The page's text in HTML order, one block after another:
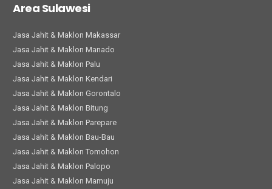
Area Sulawesi
Jasa Jahit & Maklon Makassar
Jasa Jahit & Maklon Manado
Jasa Jahit & Maklon Palu
Jasa Jahit & Maklon Kendari
Jasa Jahit & Maklon Gorontalo
Jasa Jahit & Maklon Bitung
Jasa Jahit & Maklon Parepare
Jasa Jahit & Maklon Bau-Bau
Jasa Jahit & Maklon Tomohon
Jasa Jahit & Maklon Palopo
Jasa Jahit & Maklon Mamuju